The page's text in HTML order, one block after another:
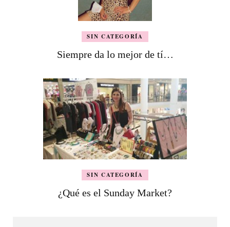
SIN CATEGORÍA
Siempre da lo mejor de tí…
SIN CATEGORÍA
¿Qué es el Sunday Market?